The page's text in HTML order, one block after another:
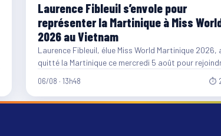
Laurence Fibleuil s’envole pour
représenter la Martinique à Miss
2026 au Vietnam
Laurence Fibleuil, élue Miss World Martinique 2026,
quitté la Martinique ce mercredi 5 août pour
06/08 · 13h48 ⏱